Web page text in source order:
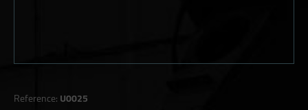
Reference:U0025